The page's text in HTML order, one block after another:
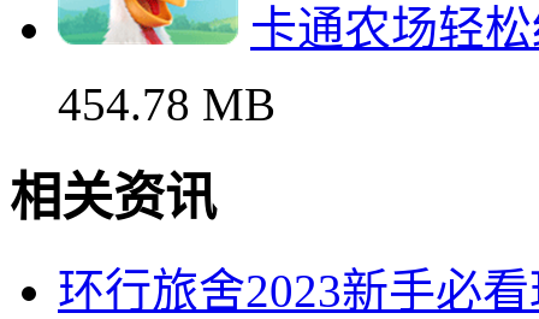
卡通农场轻
454.78 MB
相关资讯
环行旅舍2023新手必